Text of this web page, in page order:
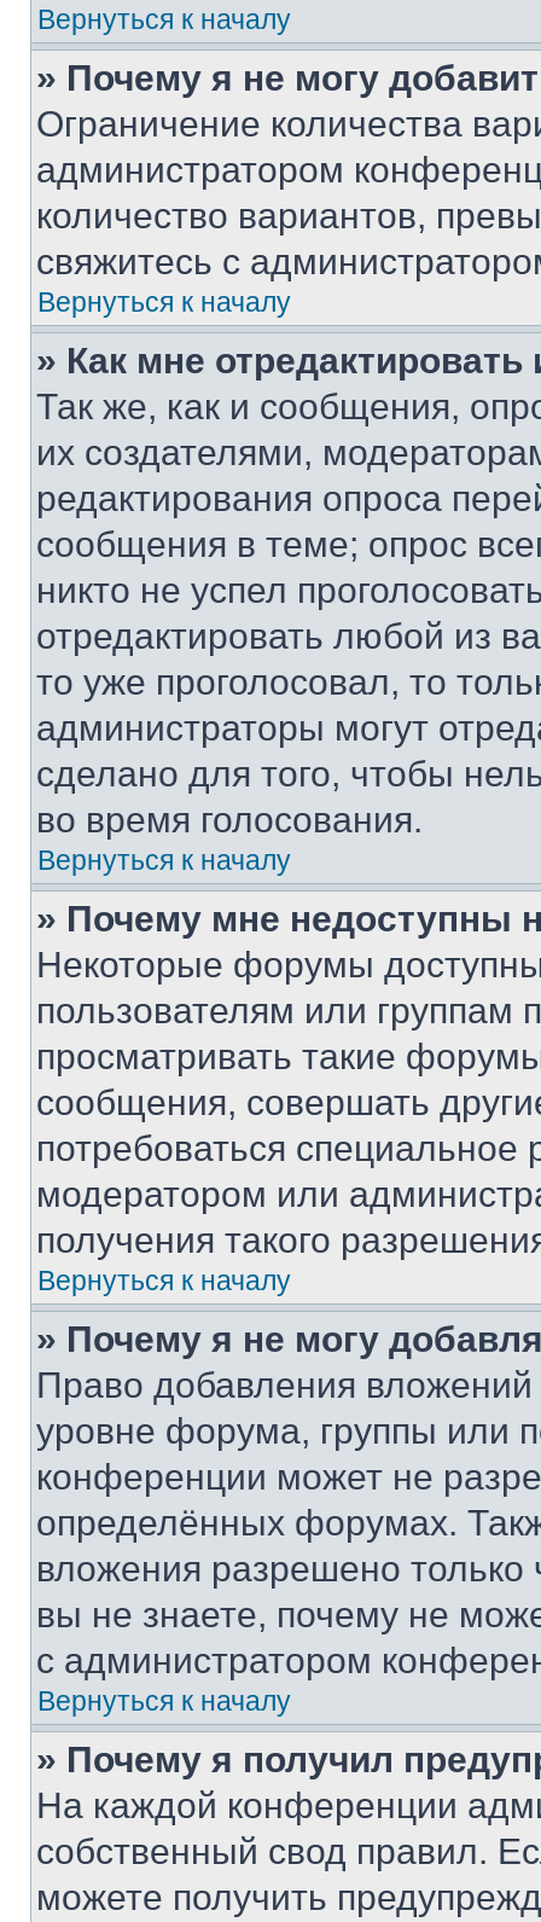
Вернуться к началу
» Почему я не могу
Ограничение количества
администратором
количество вариантов,
свяжитесь с
Вернуться к началу
» Как мне
Так же, как и сообщения,
их создателями,
редактирования опроса
сообщения в теме; опрос
никто не успел
отредактировать любой из
то уже проголосовал, то
администраторы могут
сделано для того, чтобы
во время голосования.
Вернуться к началу
» Почему мне недоступны
Некоторые форумы
пользователям или группам
просматривать такие
сообщения, совершать
потребоваться
модератором или
получения такого
Вернуться к началу
» Почему я не могу
Право добавления
уровне форума, группы или
конференции может не
определённых форумах.
вложения разрешено
вы не знаете, почему не
с администратором
Вернуться к началу
» Почему я получил
На каждой конференции
собственный свод правил.
можете получить